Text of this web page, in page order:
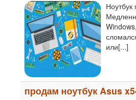
Ноутбук
или[...]
продам ноутбук Asus